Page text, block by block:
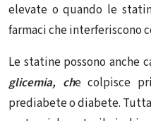
elevate o quando le
farmaci che interferiscono
Le statine possono anche
glicemia, che colpisce
prediabete o diabete.